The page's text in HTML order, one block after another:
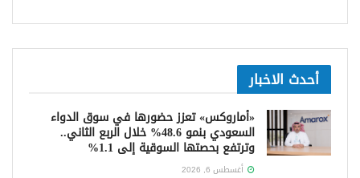
أحدث الاخبار
«أماروكس» تعزز حضورها في سوق الدواء
السعودي بنمو 48.6% خلال الربع الثاني..
وترتفع بحصتها السوقية إلى 1.1%
أغسطس 6, 2026